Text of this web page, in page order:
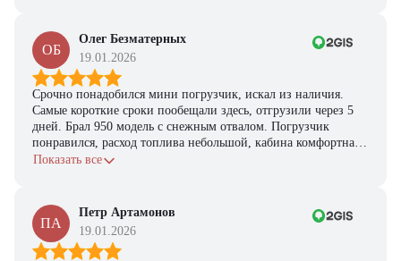
ОБ
Олег Безматерных
19.01.2026
Срочно понадобился мини погрузчик, искал из наличия.
Самые короткие сроки пообещали здесь, отгрузили через 5
дней. Брал 950 модель с снежным отвалом. Погрузчик
понравился, расход топлива небольшой, кабина комфортная,
с задачами справляется.
Показать все
ПА
Петр Артамонов
19.01.2026